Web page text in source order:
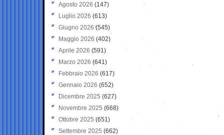
Agosto 2026 (147)
Luglio 2026 (613)
Giugno 2026 (545)
Maggio 2026 (402)
Aprile 2026 (591)
Marzo 2026 (641)
Febbraio 2026 (617)
Gennaio 2026 (652)
Dicembre 2025 (627)
Novembre 2025 (668)
Ottobre 2025 (651)
Settembre 2025 (662)